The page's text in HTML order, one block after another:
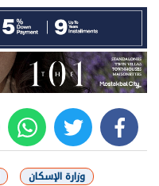
facebook
twitter
whats
وزارة الإسكان